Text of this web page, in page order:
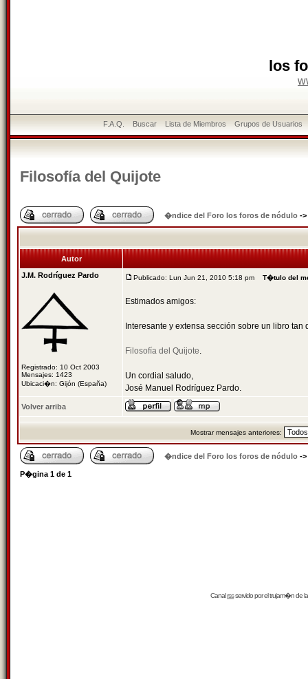
los
F.A.Q. Buscar Lista de Miembros Grupos de Usuarios
Filosofía del Quijote
�ndice del Foro los foros de nódulo ->
Autor
J.M. Rodríguez Pardo
Registrado: 10 Oct 2003
Mensajes: 1423
Ubicaci�n: Gijón (España)
Publicado: Lun Jun 21, 2010 5:18 pm T�tulo del
Estimados amigos:
Interesante y extensa sección sobre un libro
Filosofía del Quijote.
Un cordial saludo,
José Manuel Rodríguez Pardo.
Volver arriba
Mostrar mensajes anteriores:
�ndice del Foro los foros de nódulo ->
P�gina 1 de 1
Canalrssservido por eltrujam�nde